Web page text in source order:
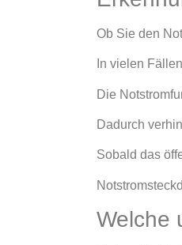
Ob Sie den
In vielen
Die
Dadurch
Sobald das
Welche